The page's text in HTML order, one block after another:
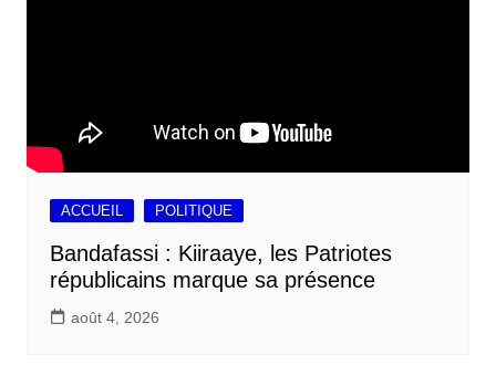
ACCUEIL POLITIQUE
Bandafassi : Kiiraaye, les Patriotes
républicains marque sa présence
août 4, 2026